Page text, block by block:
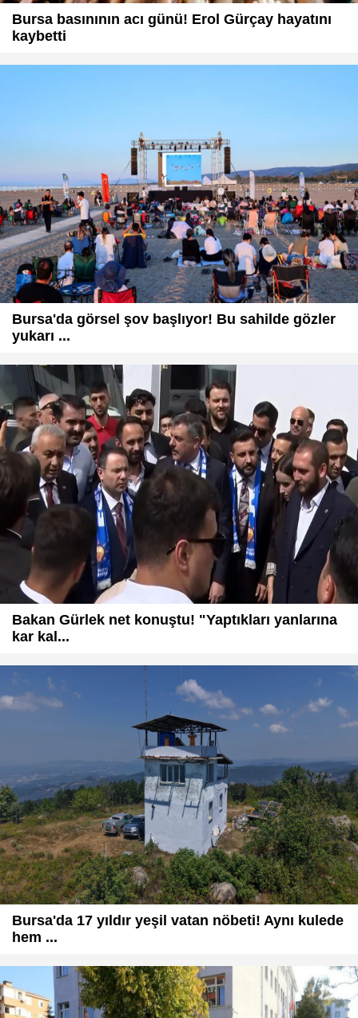
Bursa basınının acı günü! Erol Gürçay hayatını
kaybetti
Bursa'da görsel şov başlıyor! Bu sahilde gözler
yukarı ...
Bakan Gürlek net konuştu! "Yaptıkları yanlarına
kar kal...
Bursa'da 17 yıldır yeşil vatan nöbeti! Aynı kulede
hem ...